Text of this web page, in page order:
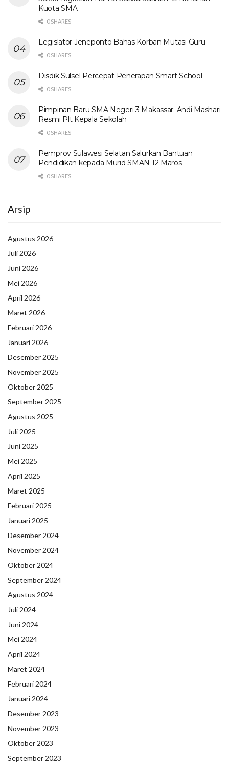
Kuota SMA
0 SHARES
Legislator Jeneponto Bahas Korban Mutasi Guru
0 SHARES
Disdik Sulsel Percepat Penerapan Smart School
0 SHARES
Pimpinan Baru SMA Negeri 3 Makassar: Andi Mashari
Resmi Plt Kepala Sekolah
0 SHARES
Pemprov Sulawesi Selatan Salurkan Bantuan
Pendidikan kepada Murid SMAN 12 Maros
0 SHARES
Arsip
Agustus 2026
Juli 2026
Juni 2026
Mei 2026
April 2026
Maret 2026
Februari 2026
Januari 2026
Desember 2025
November 2025
Oktober 2025
September 2025
Agustus 2025
Juli 2025
Juni 2025
Mei 2025
April 2025
Maret 2025
Februari 2025
Januari 2025
Desember 2024
November 2024
Oktober 2024
September 2024
Agustus 2024
Juli 2024
Juni 2024
Mei 2024
April 2024
Maret 2024
Februari 2024
Januari 2024
Desember 2023
November 2023
Oktober 2023
September 2023